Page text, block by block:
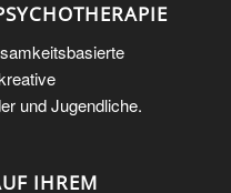
und Jugendliche.
IHREM